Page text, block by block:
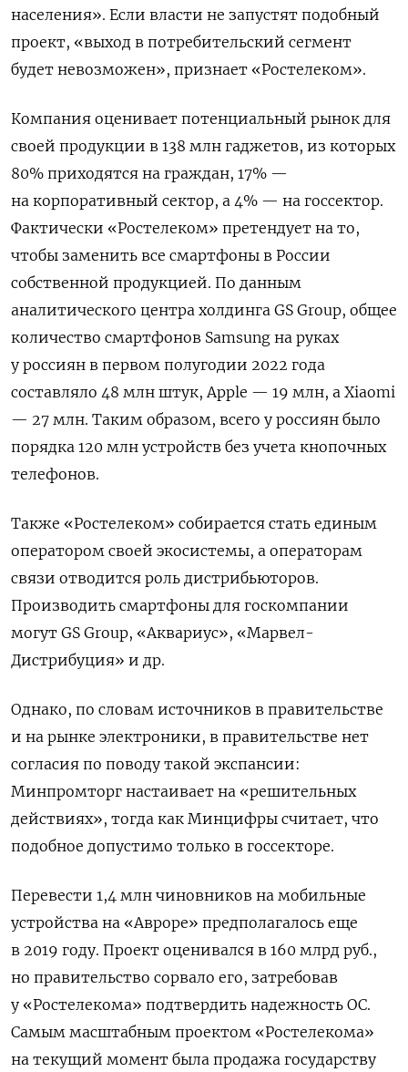
населения». Если власти не запустят подобный
проект, «выход в потребительский сегмент
будет невозможен», признает «Ростелеком».
Компания оценивает потенциальный рынок для
своей продукции в 138 млн гаджетов, из которых
80% приходятся на граждан, 17% —
на корпоративный сектор, а 4% — на госсектор.
Фактически «Ростелеком» претендует на то,
чтобы заменить все смартфоны в России
собственной продукцией. По данным
аналитического центра холдинга GS Group, общее
количество смартфонов Samsung на руках
у россиян в первом полугодии 2022 года
составляло 48 млн штук, Apple — 19 млн, а Xiaomi
— 27 млн. Таким образом, всего у россиян было
порядка 120 млн устройств без учета кнопочных
телефонов.
Также «Ростелеком» собирается стать единым
оператором своей экосистемы, а операторам
связи отводится роль дистрибьюторов.
Производить смартфоны для госкомпании
могут GS Group, «Аквариус», «Марвел-
Дистрибуция» и др.
Однако, по словам источников в правительстве
и на рынке электроники, в правительстве нет
согласия по поводу такой экспансии:
Минпромторг настаивает на «решительных
действиях», тогда как Минцифры считает, что
подобное допустимо только в госсекторе.
Перевести 1,4 млн чиновников на мобильные
устройства на «Авроре» предполагалось еще
в 2019 году. Проект оценивался в 160 млрд руб.,
но правительство сорвало его, затребовав
у «Ростелекома» подтвердить надежность ОС.
Самым масштабным проектом «Ростелекома»
на текущий момент была продажа государству